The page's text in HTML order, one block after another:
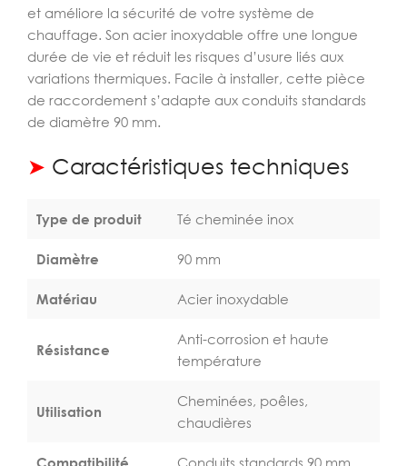
et améliore la sécurité de votre système de
chauffage. Son acier inoxydable offre une longue
durée de vie et réduit les risques d’usure liés aux
variations thermiques. Facile à installer, cette pièce
de raccordement s’adapte aux conduits standards
de diamètre 90 mm.
➤ Caractéristiques techniques
Type de produit Té cheminée inox
Diamètre 90 mm
Matériau Acier inoxydable
Résistance
Anti-corrosion et haute
température
Utilisation
Cheminées, poêles,
chaudières
Compatibilité Conduits standards 90 mm